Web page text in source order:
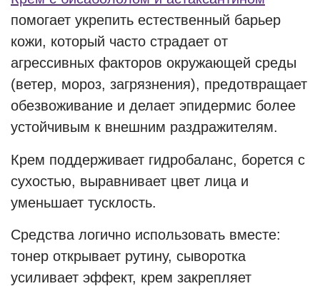
помогает укрепить естественный барьер
кожи, который часто страдает от
агрессивных факторов окружающей среды
(ветер, мороз, загрязнения), предотвращает
обезвоживание и делает эпидермис более
устойчивым к внешним раздражителям.
Крем поддерживает гидробаланс, борется с
сухостью, выравнивает цвет лица и
уменьшает тусклость.
Средства логично использовать вместе:
тонер открывает рутину, сыворотка
усиливает эффект, крем закрепляет